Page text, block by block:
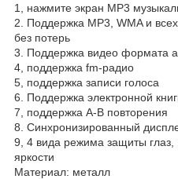
1, нажмите экран MP3
2. Поддержка MP3, WMA и
без потерь
3. Поддержка видео формата
4, поддержка fm-радио
5, поддержка записи голоса
6. Поддержка электронной
7, поддержка A-B повторения
8. Синхронизированный
9, 4 вида режима защиты глаз,
яркости
Материал: металл